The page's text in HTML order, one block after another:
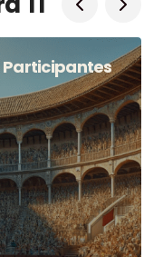
Participantes